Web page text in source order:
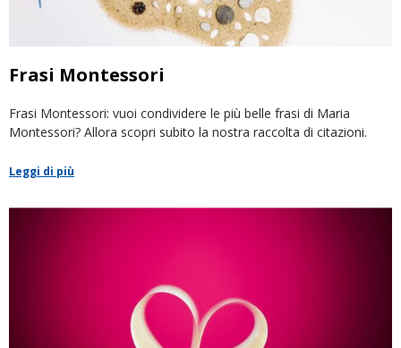
Frasi Montessori
Frasi Montessori: vuoi condividere le più belle frasi di Maria
Montessori? Allora scopri subito la nostra raccolta di citazioni.
Leggi di più